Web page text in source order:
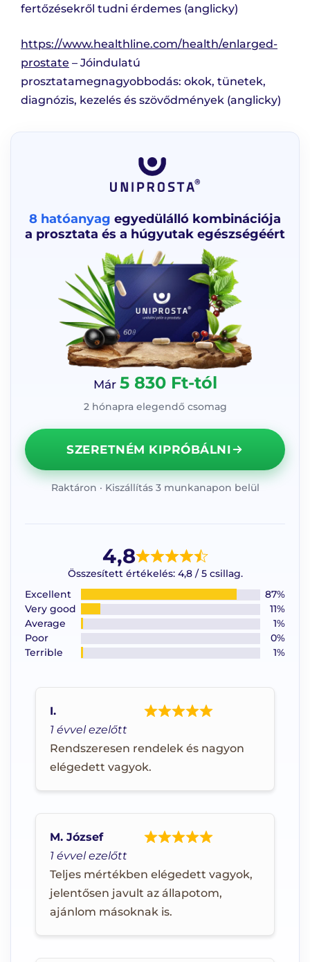
fertőzésekről tudni érdemes (anglicky)
https://www.healthline.com/health/enlarged-
prostate – Jóindulatú
prosztatamegnagyobbodás: okok, tünetek,
diagnózis, kezelés és szövődmények (anglicky)
8 hatóanyag egyedülálló kombinációja
a prosztata és a húgyutak egészségéért
Már 5 830 Ft-tól
2 hónapra elegendő csomag
SZERETNÉM KIPRÓBÁLNI
Raktáron · Kiszállítás 3 munkanapon belül
4,8
Összesített értékelés: 4,8 / 5 csillag.
Excellent
87%
Very good
11%
Average
1%
Poor
0%
Terrible
1%
1 évvel ezelőtt
Rendszeresen rendelek és nagyon
elégedett vagyok.
I.
1 évvel ezelőtt
Teljes mértékben elégedett vagyok,
jelentősen javult az állapotom,
ajánlom másoknak is.
M. József